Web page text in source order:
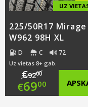
UZ
225/50R17 Mirage
W962 98H XL
D C 72
Uz vietas 8+ gab.
€9200
Original
€6900